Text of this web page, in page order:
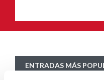
ENTRADAS MÁS